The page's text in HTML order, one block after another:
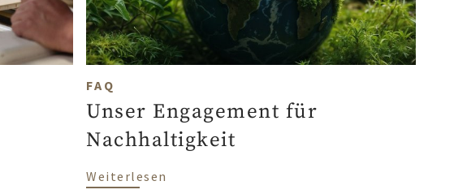
FAQ
Unser Engagement für
Nachhaltigkeit
Weiterlesen